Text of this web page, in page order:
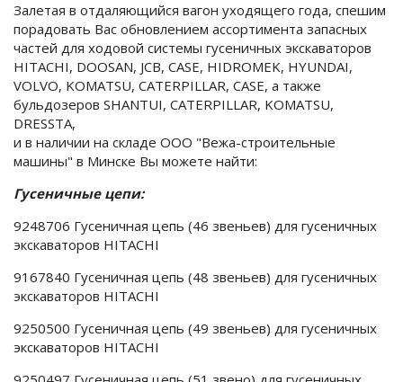
Залетая в отдаляющийся вагон уходящего года, спешим
порадовать Вас обновлением ассортимента запасных
частей для ходовой системы гусеничных экскаваторов
HITACHI, DOOSAN, JCB, CASE, HIDROMEK, HYUNDAI,
VOLVO, KOMATSU, CATERPILLAR, CASE, а также
бульдозеров SHANTUI, CATERPILLAR, KOMATSU,
DRESSTA,
и в наличии на складе ООО "Вежа-строительные
машины" в Минске Вы можете найти:
Гусеничные цепи:
9248706 Гусеничная цепь (46 звеньев) для гусеничных
экскаваторов HITACHI
9167840 Гусеничная цепь (48 звеньев) для гусеничных
экскаваторов HITACHI
9250500 Гусеничная цепь (49 звеньев) для гусеничных
экскаваторов HITACHI